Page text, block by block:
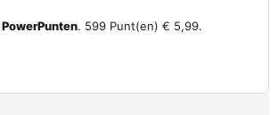
PowerPunten. 599 Punt(en) € 5,99.